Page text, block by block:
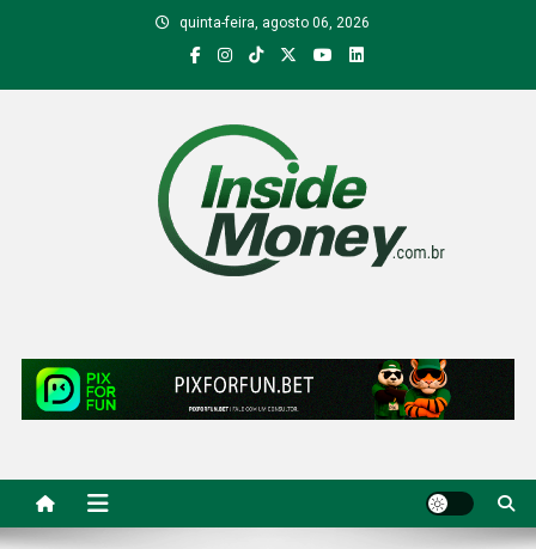
quinta-feira, agosto 06, 2026
Inside Money